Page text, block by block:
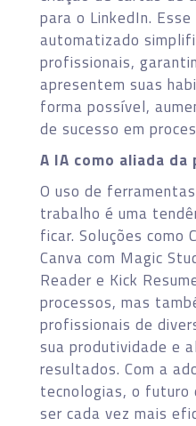
para o LinkedIn.
automatizado
profissionais,
apresentem suas
forma possível,
de sucesso em
A IA como aliada
O uso de
trabalho é uma
ficar. Soluções como
Canva com Magic
Reader e Kick
processos, mas
profissionais de
sua produtividade e
resultados. Com a
tecnologias, o
ser cada vez mais